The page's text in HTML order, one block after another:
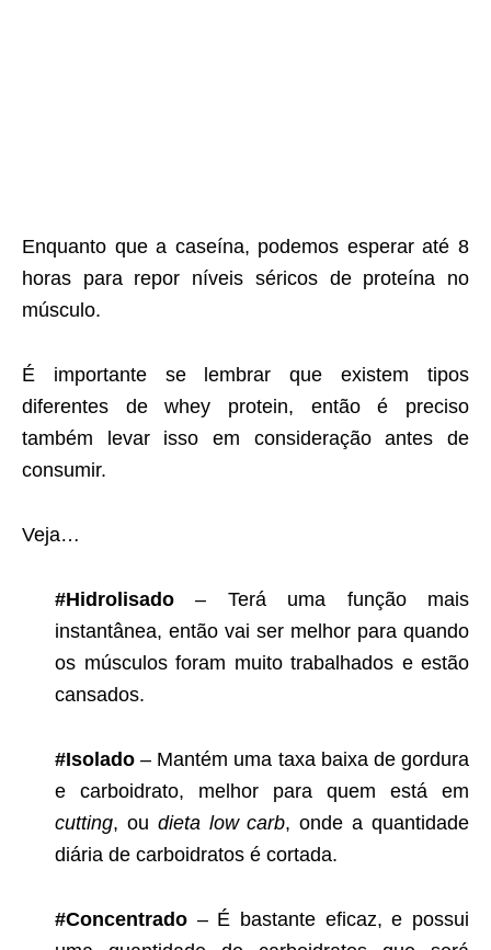
Enquanto que a caseína, podemos esperar até 8
horas para repor níveis séricos de proteína no
músculo.
É importante se lembrar que existem tipos
diferentes de whey protein, então é preciso
também levar isso em consideração antes de
consumir.
Veja…
#Hidrolisado – Terá uma função mais
instantânea, então vai ser melhor para quando
os músculos foram muito trabalhados e estão
cansados.
#Isolado – Mantém uma taxa baixa de gordura
e carboidrato, melhor para quem está em
cutting, ou dieta low carb, onde a quantidade
diária de carboidratos é cortada.
#Concentrado – É bastante eficaz, e possui